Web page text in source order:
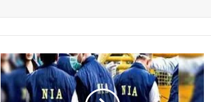
पश्चिम
बंगाल
में
NIA